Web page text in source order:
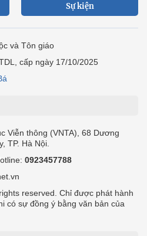
Sự kiện
và Tôn giáo
cấp ngày 17/10/2025
Viễn thông (VNTA), 68 Dương
TP. Hà Nội.
0923457788
reserved. Chỉ được phát hành
có sự đồng ý bằng văn bản của